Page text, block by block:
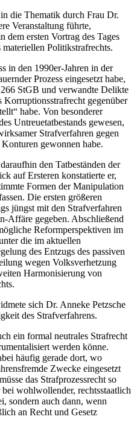
die Thematik durch Frau Dr.
Veranstaltung führte,
dem ersten Vortrag des Tages
Politikstrafrechts.
in den 1990er-Jahren in der
Prozess eingesetzt habe,
StGB und verwandte Delikte
gegenüber
habe. Von besonderer
Untreuetatbestands gewesen,
Strafverfahren gegen
gewonnen habe.
den Tatbeständen der
auf Ersteren konstatierte er,
Formen der Manipulation
Die ersten größeren
jüngst mit den Strafverfahren
Affäre gegeben. Abschließend
Reformperspektiven im
die im aktuellen
des Entzugs des passiven
wegen Volksverhetzung
Harmonisierung von
sich Dr. Anneke Petzsche
des Strafverfahrens.
ein formal neutrales Strafrecht
werden könne.
häufig gerade dort, wo
Zwecke eingesetzt
das Strafprozessrecht so
bei wohlwollender, rechtsstaatlich
sondern auch dann, wenn
an Recht und Gesetz